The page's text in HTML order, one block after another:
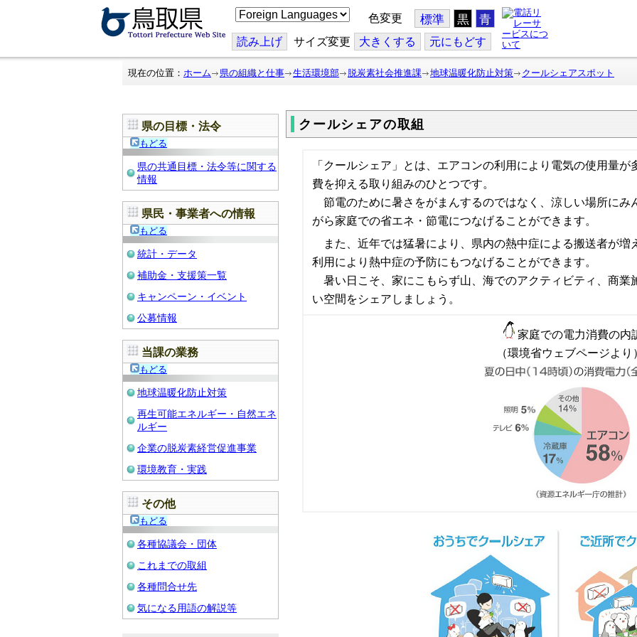
こ
の
ジ
を
翻
色変更 標準 黒 青
読み上げ サイズ変更 大きくする 元にもどす
現在の位置： ホーム 県の組織と仕事 生活環境部 脱炭素社会推進課 地球温暖化防止対策 クールシェアスポット
県の目標・法令
もどる
県の共通目標・法令等に関する
情報
県民・事業者への情報
もどる
統計・データ
補助金・支援策一覧
キャンペーン・イベント
公募情報
当課の業務
もどる
地球温暖化防止対策
再生可能エネルギー・自然エネ
ルギー
企業の脱炭素経営促進事業
環境教育・実践
その他
もどる
各種協議会・団体
これまでの取組
各種問合せ先
気になる用語の解説等
クールシェアの取組
「クールシェア」とは、エアコンの利用により電気の使用量
費を抑える取り組みのひとつです。
節電のために暑さをがまんするのではなく、涼しい場所にみ
がら家庭での省エネ・節電につなげることができます。
また、近年では猛暑により、県内の熱中症による搬送者が
利用により熱中症の予防にもつなげることができます。
暑い日こそ、家にこもらず山、海でのアクティビティ、商業
い空間をシェアしましょう。
家庭での電力消費の内
（環境省ウェブページより